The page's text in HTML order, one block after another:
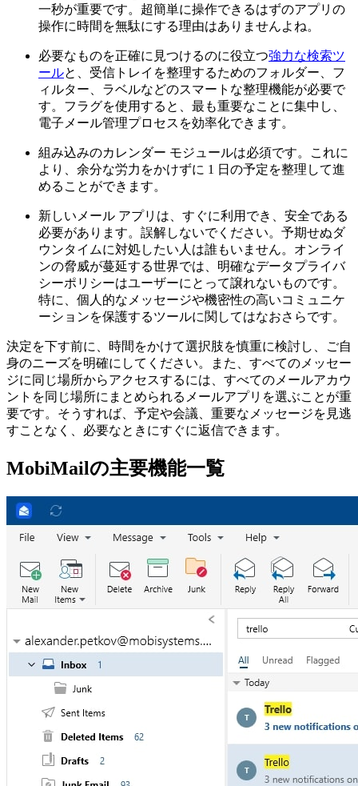
一秒が重要です。超簡単に操作できるはずのアプリの
操作に時間を無駄にする理由はありませんよね。
必要なものを正確に見つけるのに役立つ強力な検索ツ
ールと、受信トレイを整理するためのフォルダー、フ
ィルター、ラベルなどのスマートな整理機能が必要で
す。フラグを使用すると、最も重要なことに集中し、
電子メール管理プロセスを効率化できます。
組み込みのカレンダー モジュールは必須です。これに
より、余分な労力をかけずに 1 日の予定を整理して進
めることができます。
新しいメール アプリは、すぐに利用でき、安全である
必要があります。誤解しないでください。予期せぬダ
ウンタイムに対処したい人は誰もいません。オンライ
ンの脅威が蔓延する世界では、明確なデータプライバ
シーポリシーはユーザーにとって譲れないものです。
特に、個人的なメッセージや機密性の高いコミュニケ
ーションを保護するツールに関してはなおさらです。
決定を下す前に、時間をかけて選択肢を慎重に検討し、ご自
身のニーズを明確にしてください。また、すべてのメッセー
ジに同じ場所からアクセスするには、すべてのメールアカウ
ントを同じ場所にまとめられるメールアプリを選ぶことが重
要です。そうすれば、予定や会議、重要なメッセージを見逃
すことなく、必要なときにすぐに返信できます。
MobiMailの主要機能一覧